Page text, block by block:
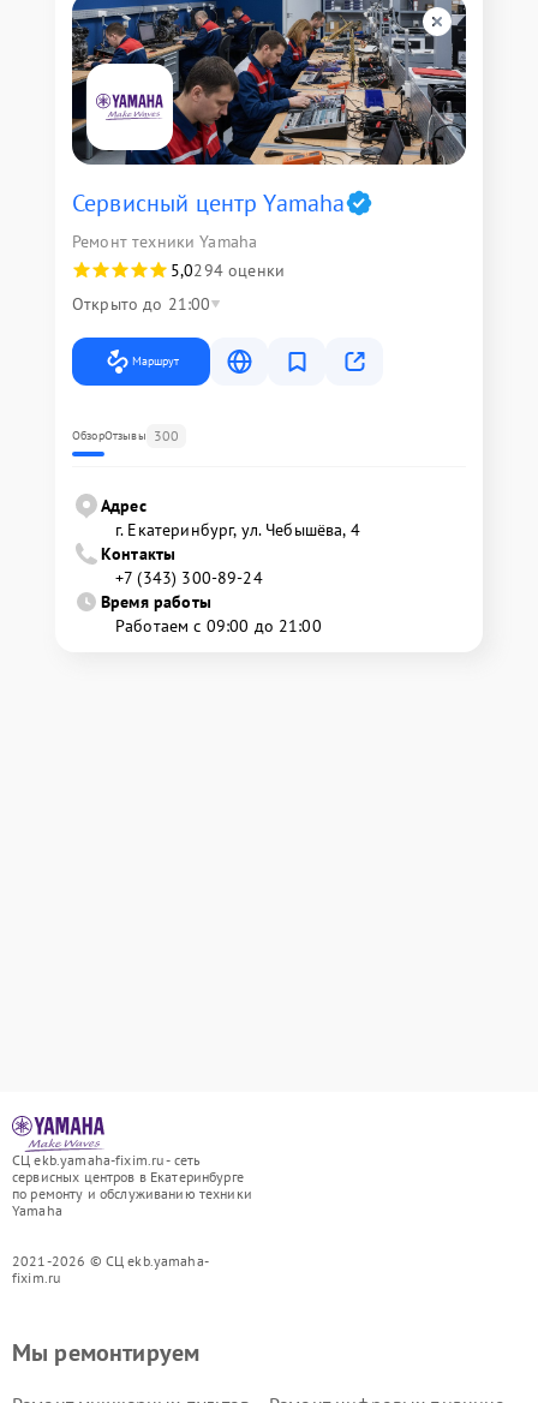
Сервисный центр Yamaha
Ремонт техники Yamaha
5,0294 оценки
Открыто до 21:00
Маршрут
ОбзорОтзывы 300
Адрес
г. Екатеринбург, ул. Чебышёва, 4
Контакты
+7 (343) 300-89-24
Время работы
Работаем с 09:00 до 21:00
СЦ ekb.yamaha-fixim.ru - сеть
сервисных центров в Екатеринбурге
по ремонту и обслуживанию техники
Yamaha
2021-2026 © СЦ ekb.yamaha-
fixim.ru
Мы ремонтируем